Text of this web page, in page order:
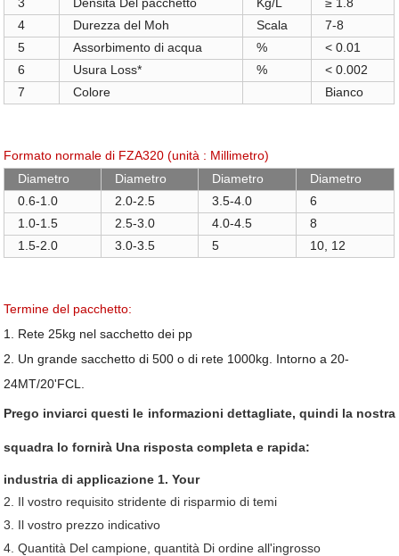
4
Durezza del Moh Scala
7-8
5
Assorbimento di acqua %
< 0.01
6
Usura Loss* %
< 0.002
7
Colore Bianco
Formato normale di FZA320 (unità : Millimetro)
Diametro
Diametro Diametro
Diametro
0.6-1.0
2.0-2.5 3.5-4.0
6
1.0-1.5
2.5-3.0 4.0-4.5
8
1.5-2.0
3.0-3.5 5 10, 12
Termine del pacchetto:
1. Rete 25kg nel sacchetto dei pp
2. Un grande sacchetto di 500 o di rete 1000kg. Intorno a 20-
24MT/20'FCL.
Prego inviarci questi le informazioni dettagliate, quindi la nostra
squadra lo fornirà Una risposta completa e rapida:
industria di applicazione 1. Your
2. Il vostro requisito stridente di risparmio di temi
3. Il vostro prezzo indicativo
4. Quantità Del campione, quantità Di ordine all'ingrosso